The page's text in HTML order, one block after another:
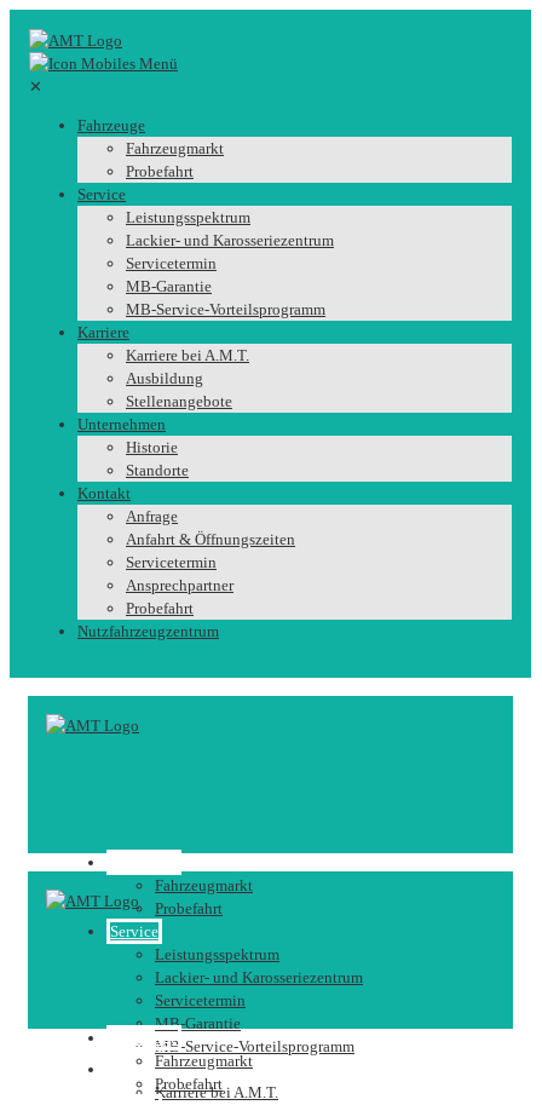
✕
Fahrzeuge
Fahrzeugmarkt
Probefahrt
Service
Leistungsspektrum
Lackier- und Karosseriezentrum
Servicetermin
MB-Garantie
MB-Service-Vorteilsprogramm
Karriere
Karriere bei A.M.T.
Ausbildung
Stellenangebote
Unternehmen
Historie
Standorte
Kontakt
Anfrage
Anfahrt & Öffnungszeiten
Servicetermin
Ansprechpartner
Probefahrt
Nutzfahrzeugzentrum
Fahrzeugmarkt
Probefahrt
Service
Leistungsspektrum
Lackier- und Karosseriezentrum
Servicetermin
MB-Garantie
MB-Service-Vorteilsprogramm
Karriere
Karriere bei A.M.T.
Fahrzeuge
Fahrzeugmarkt
Probefahrt